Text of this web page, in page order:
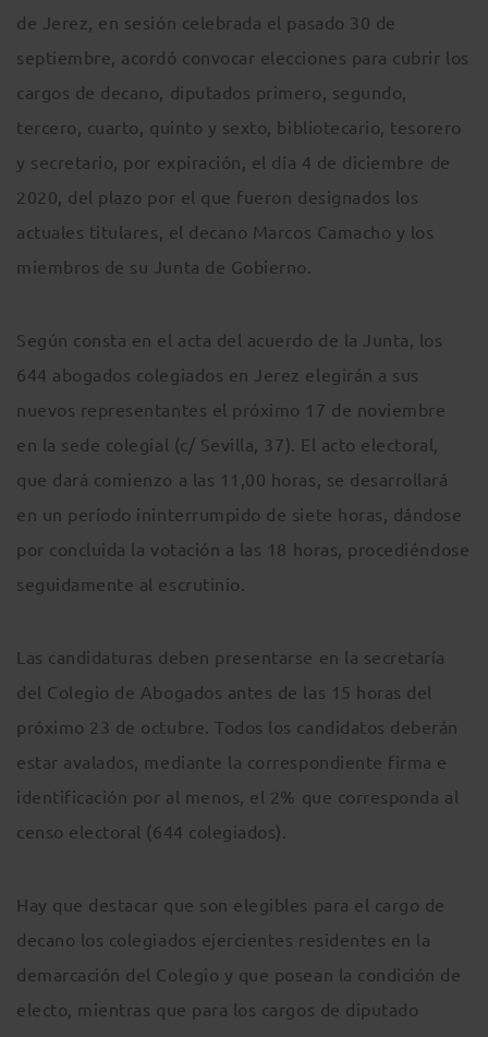
de Jerez, en sesión celebrada el pasado 30 de
septiembre, acordó convocar elecciones para cubrir los
cargos de decano, diputados primero, segundo,
tercero, cuarto, quinto y sexto, bibliotecario, tesorero
y secretario, por expiración, el día 4 de diciembre de
2020, del plazo por el que fueron designados los
actuales titulares, el decano Marcos Camacho y los
miembros de su Junta de Gobierno.
Según consta en el acta del acuerdo de la Junta, los
644 abogados colegiados en Jerez elegirán a sus
nuevos representantes el próximo 17 de noviembre
en la sede colegial (c/ Sevilla, 37). El acto electoral,
que dará comienzo a las 11,00 horas, se desarrollará
en un período ininterrumpido de siete horas, dándose
por concluida la votación a las 18 horas, procediéndose
seguidamente al escrutinio.
Las candidaturas deben presentarse en la secretaría
del Colegio de Abogados antes de las 15 horas del
próximo 23 de octubre. Todos los candidatos deberán
estar avalados, mediante la correspondiente firma e
identificación por al menos, el 2% que corresponda al
censo electoral (644 colegiados).
Hay que destacar que son elegibles para el cargo de
decano los colegiados ejercientes residentes en la
demarcación del Colegio y que posean la condición de
electo, mientras que para los cargos de diputado